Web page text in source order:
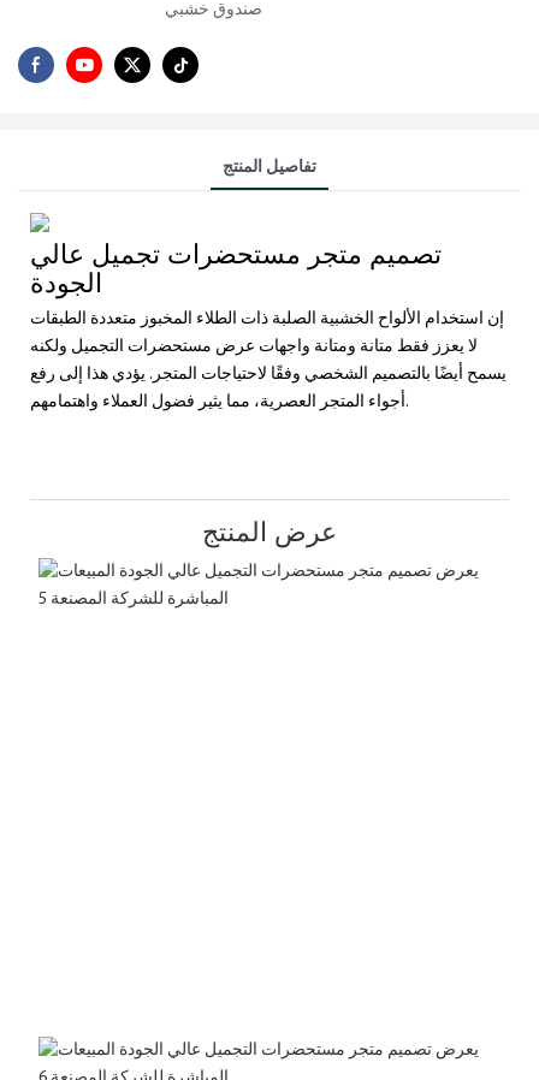
صندوق خشبي
تفاصيل المنتج
تصميم متجر مستحضرات تجميل عالي
الجودة
إن استخدام الألواح الخشبية الصلبة ذات الطلاء المخبوز متعددة الطبقات
لا يعزز فقط متانة ومتانة واجهات عرض مستحضرات التجميل ولكنه
يسمح أيضًا بالتصميم الشخصي وفقًا لاحتياجات المتجر. يؤدي هذا إلى رفع
أجواء المتجر العصرية، مما يثير فضول العملاء واهتمامهم.
عرض المنتج